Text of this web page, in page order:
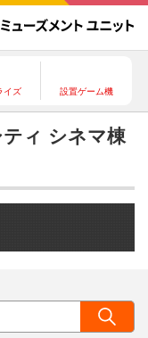
イズ 設置ゲーム機
ィ シネマ棟